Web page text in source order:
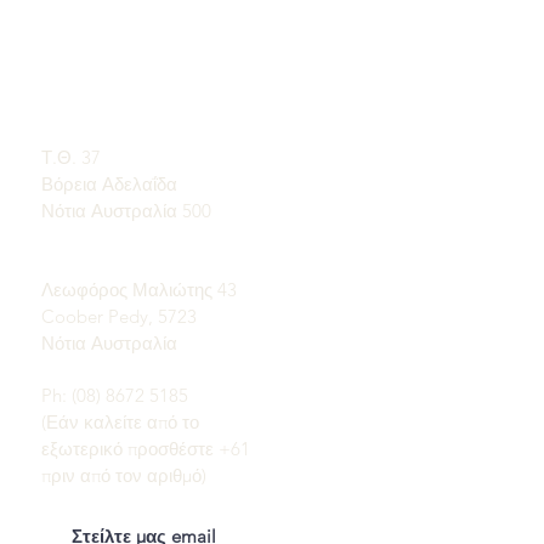
Τ.Θ. 37
Βόρεια Αδελαΐδα
Νότια Αυστραλία 500
Λεωφόρος Μαλιώτης 43
Coober Pedy, 5723
Νότια Αυστραλία
Ph: (08) 8672 5185
(Εάν καλείτε από το
εξωτερικό προσθέστε +61
πριν από τον αριθμό)
Στείλτε μας email